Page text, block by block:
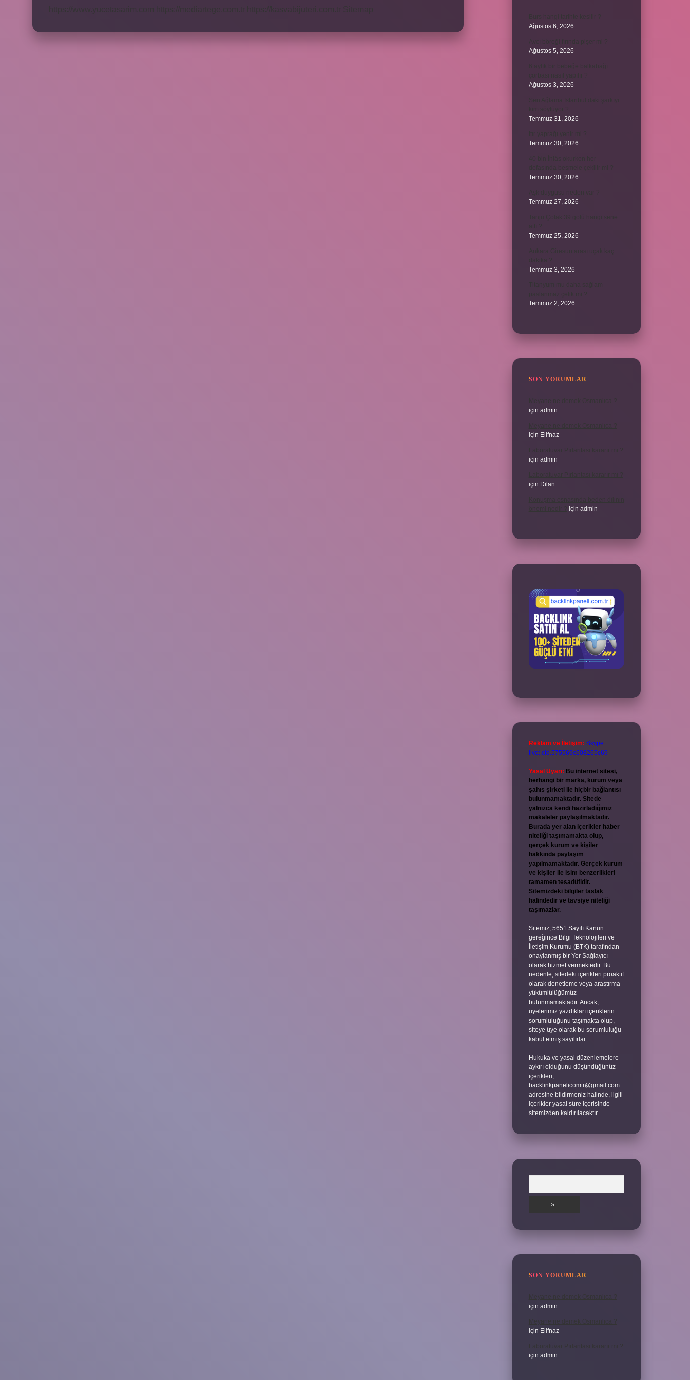
Ağustos 6, 2026
Ağustos 5, 2026
Ağustos 3, 2026
Temmuz 31, 2026
Temmuz 30, 2026
Temmuz 30, 2026
Temmuz 27, 2026
Temmuz 25, 2026
Temmuz 3, 2026
Temmuz 2, 2026
SON YORUMLAR
için admin
için Elifnaz
için admin
için Dilan
için admin
Reklam ve İletişim: Skype:
live:.cid.575569c608265c69
Yasal Uyarı: Bu internet sitesi,
herhangi bir marka, kurum veya
şahıs şirketi ile hiçbir bağlantısı
bulunmamaktadır. Sitede
yalnızca kendi hazırladığımız
makaleler paylaşılmaktadır.
Burada yer alan içerikler haber
niteliği taşımamakta olup,
gerçek kurum ve kişiler
hakkında paylaşım
yapılmamaktadır. Gerçek kurum
ve kişiler ile isim benzerlikleri
tamamen tesadüfidir.
Sitemizdeki bilgiler taslak
halindedir ve tavsiye niteliği
taşımazlar.
Sitemiz, 5651 Sayılı Kanun
gereğince Bilgi Teknolojileri ve
İletişim Kurumu (BTK) tarafından
onaylanmış bir Yer Sağlayıcı
olarak hizmet vermektedir. Bu
nedenle, sitedeki içerikleri proaktif
olarak denetleme veya araştırma
yükümlülüğümüz
bulunmamaktadır. Ancak,
üyelerimiz yazdıkları içeriklerin
sorumluluğunu taşımakta olup,
siteye üye olarak bu sorumluluğu
kabul etmiş sayılırlar.
Hukuka ve yasal düzenlemelere
aykırı olduğunu düşündüğünüz
içerikleri,
backlinkpanelicomtr@gmail.com
adresine bildirmeniz halinde, ilgili
içerikler yasal süre içerisinde
sitemizden kaldırılacaktır.
SON YORUMLAR
Meyane ne demek Osmanlıca ?
için admin
Meyane ne demek Osmanlıca ?
için Elifnaz
Laboratuvar Pırlantası kararır mı ?
için admin